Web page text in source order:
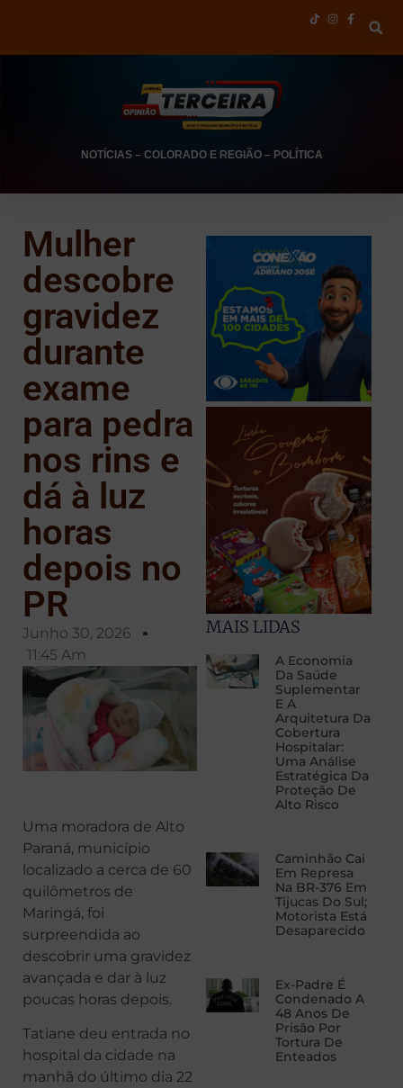
NOTÍCIAS– COLORADO E REGIÃO– POLÍTICA
Mulher
descobre
gravidez
durante
exame
para pedra
nos rins e
dá à luz
horas
depois no
PR
Junho 30, 2026
11:45 Am
Uma moradora de Alto
Paraná, município
localizado a cerca de 60
quilômetros de
Maringá, foi
surpreendida ao
descobrir uma gravidez
avançada e dar à luz
poucas horas depois.
Tatiane deu entrada no
hospital da cidade na
manhã do último dia 22
MAIS LIDAS
A Economia
Da Saúde
Suplementar
E A
Arquitetura Da
Cobertura
Hospitalar:
Uma Análise
Estratégica Da
Proteção De
Alto Risco
Caminhão Cai
Em Represa
Na BR-376 Em
Tijucas Do Sul;
Motorista Está
Desaparecido
Ex-Padre É
Condenado A
48 Anos De
Prisão Por
Tortura De
Enteados